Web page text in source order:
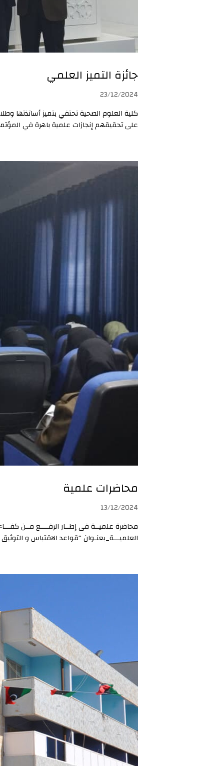
جائزة التميز العلمي
23/12/2024
كلية العلوم الصحية تحتفي بتميز أساتذتها
على تحقيقهم إنجازات علمية باهرة في
محاضرات علمية
13/12/2024
العلميـــة_بعنـوان “قواعد الاقتباس و